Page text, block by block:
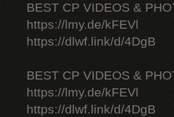
BEST CP VIDEOS &
https://lmy.de/kFEVl
https://dlwf.link/d/4DgB
BEST CP VIDEOS &
https://lmy.de/kFEVl
https://dlwf.link/d/4DgB